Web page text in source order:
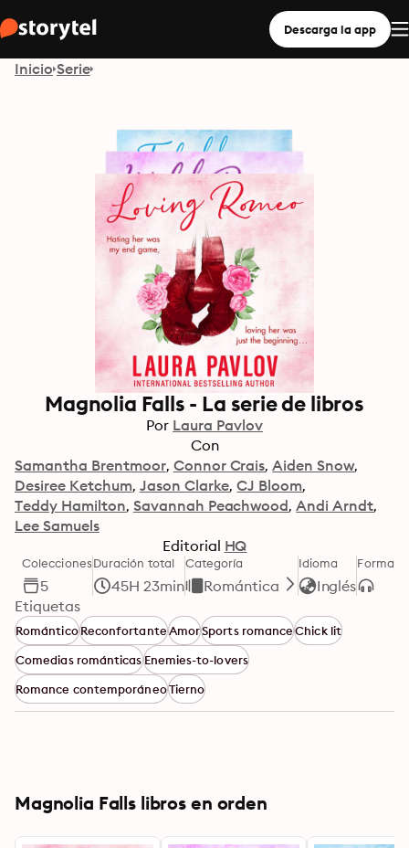
Descarga la app
Inicio Serie
Magnolia Falls - La serie de libros
Por Laura Pavlov
Con
Samantha Brentmoor Connor Crais Aiden Snow
Desiree Ketchum Jason Clarke CJ Bloom
Teddy Hamilton Savannah Peachwood Andi Arndt
Lee Samuels
Editorial HQ
Colecciones
5
Duración total
45H 23min
Categoría
Romántica
Idioma
Inglés
Formato
Etiquetas
RománticoReconfortanteAmorSports romanceChick lit
Comedias románticasEnemies-to-lovers
Romance contemporáneoTierno
Magnolia Falls libros en orden